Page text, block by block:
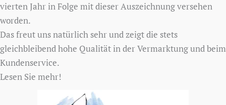
vierten Jahr in Folge mit dieser Auszeichnung versehen
worden.
Das freut uns natürlich sehr und zeigt die stets
gleichbleibend hohe Qualität in der Vermarktung und beim
Kundenservice.
Lesen Sie mehr!